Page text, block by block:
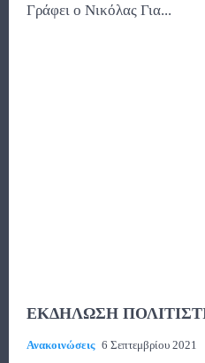
Γράφει ο Νικόλας Για...
ΕΚΔΗΛΩΣΗ
Ανακοινώσεις 6 Σεπτεμβρίου 2021